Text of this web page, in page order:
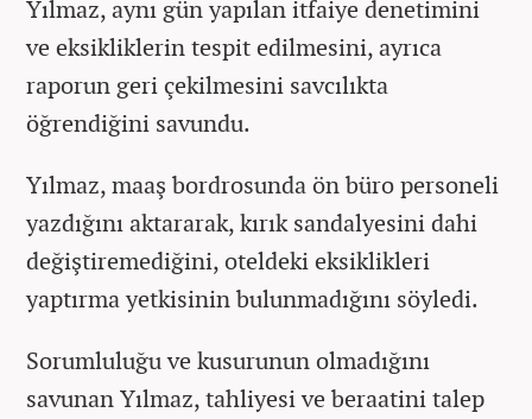
Yılmaz, aynı gün yapılan itfaiye denetimini
ve eksikliklerin tespit edilmesini, ayrıca
raporun geri çekilmesini savcılıkta
öğrendiğini savundu.
Yılmaz, maaş bordrosunda ön büro personeli
yazdığını aktararak, kırık sandalyesini dahi
değiştiremediğini, oteldeki eksiklikleri
yaptırma yetkisinin bulunmadığını söyledi.
Sorumluluğu ve kusurunun olmadığını
savunan Yılmaz, tahliyesi ve beraatini talep